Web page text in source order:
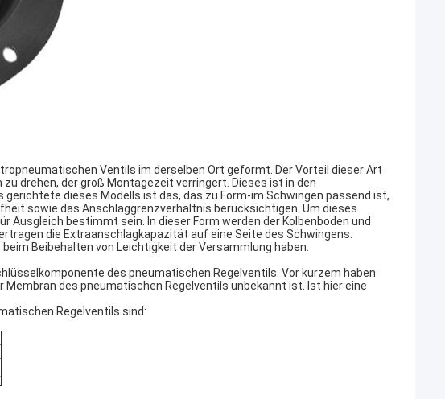
Ventils im derselben Ort geformt. Der Vorteil dieser Art
drehen, der groß Montagezeit verringert. Dieses ist in den
dieses Modells ist das, das zu Form-im Schwingen passend ist,
sowie das Anschlaggrenzverhältnis berücksichtigen. Um dieses
Ausgleich bestimmt sein. In dieser Form werden der Kolbenboden und
die Extraanschlagkapazität auf eine Seite des Schwingens.
Beibehalten von Leichtigkeit der Versammlung haben.
des pneumatischen Regelventils. Vor kurzem haben
Membran des pneumatischen Regelventils unbekannt ist. Ist hier eine
Regelventils sind: